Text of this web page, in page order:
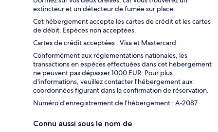
extincteur et un détecteur de fumée sur place.
Cet hébergement accepte les cartes de crédit et les cartes
de débit. Espèces non acceptées.
Cartes de crédit acceptées : Visa et Mastercard.
Conformément aux réglementations nationales, les
transactions en espèces effectuées dans cet hébergement
ne peuvent pas dépasser 1000 EUR. Pour plus
d'informations, veuillez contacter l'hébergement aux
coordonnées figurant dans la confirmation de réservation.
Numéro d’enregistrement de l’hébergement : A-2087
Connu aussi sous le nom de